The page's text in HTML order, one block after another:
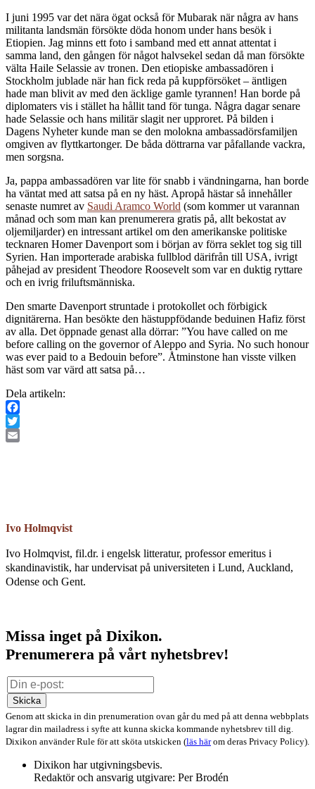
I juni 1995 var det nära ögat också för Mubarak när några av hans
militanta landsmän försökte döda honom under hans besök i
Etiopien. Jag minns ett foto i samband med ett annat attentat i
samma land, den gången för något halvsekel sedan då man försökte
välta Haile Selassie av tronen. Den etiopiske ambassadören i
Stockholm jublade när han fick reda på kuppförsöket – äntligen
hade man blivit av med den äcklige gamle tyrannen! Han borde på
diplomaters vis i stället ha hållit tand för tunga. Några dagar senare
hade Selassie och hans militär slagit ner upproret. På bilden i
Dagens Nyheter kunde man se den molokna ambassadörsfamiljen
omgiven av flyttkartonger. De båda döttrarna var påfallande vackra,
men sorgsna.
Ja, pappa ambassadören var lite för snabb i vändningarna, han borde
ha väntat med att satsa på en ny häst. Apropå hästar så innehåller
senaste numret av Saudi Aramco World (som kommer ut varannan
månad och som man kan prenumerera gratis på, allt bekostat av
oljemiljarder) en intressant artikel om den amerikanske politiske
tecknaren Homer Davenport som i början av förra seklet tog sig till
Syrien. Han importerade arabiska fullblod därifrån till USA, ivrigt
påhejad av president Theodore Roosevelt som var en duktig ryttare
och en ivrig friluftsmänniska.
Den smarte Davenport struntade i protokollet och förbigick
dignitärerna. Han besökte den hästuppfödande beduinen Hafiz först
av alla. Det öppnade genast alla dörrar: ”You have called on me
before calling on the governor of Aleppo and Syria. No such honour
was ever paid to a Bedouin before”. Åtminstone han visste vilken
häst som var värd att satsa på…
Dela artikeln:
Facebook
Twitter
Ivo Holmqvist
Ivo Holmqvist, fil.dr. i engelsk litteratur, professor emeritus i
skandinavistik, har undervisat på universiteten i Lund, Auckland,
Odense och Gent.
Missa inget på Dixikon.
Prenumerera på vårt nyhetsbrev!
Skicka
Genom att skicka in din prenumeration ovan går du med på att denna webbplats
lagrar din mailadress i syfte att kunna skicka kommande nyhetsbrev till dig.
Dixikon använder Rule för att sköta utskicken (läs härom deras Privacy Policy).
Dixikon har utgivningsbevis.
Redaktör och ansvarig utgivare: Per Brodén